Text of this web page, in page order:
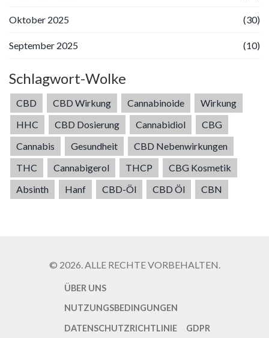
Oktober 2025 (30)
September 2025 (10)
Schlagwort-Wolke
CBD CBD Wirkung Cannabinoide
Wirkung
HHC
CBD Dosierung Cannabidiol
CBG
Cannabis
Gesundheit
CBD Nebenwirkungen
THC
Cannabigerol THCP
CBG Kosmetik
Absinth
Hanf CBD-Öl CBD Öl CBN
© 2026. ALLE RECHTE VORBEHALTEN.
ÜBER UNS
NUTZUNGSBEDINGUNGEN
DATENSCHUTZRICHTLINIE
GDPR